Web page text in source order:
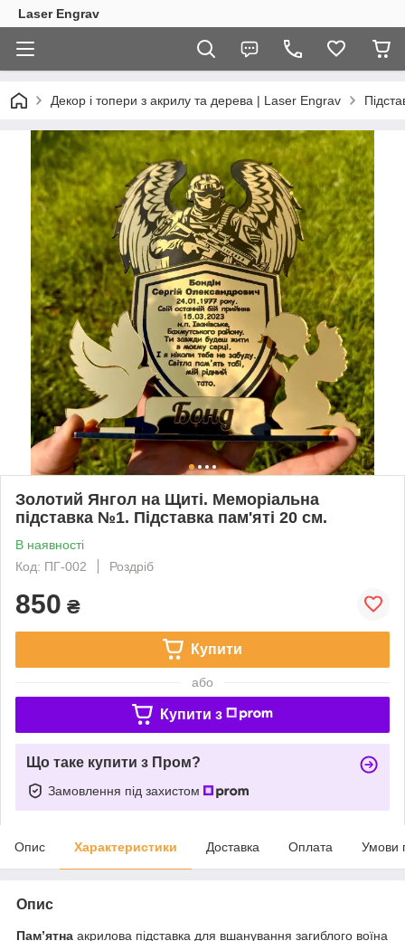
Laser Engrav
Декор і топери з акрилу та дерева | Laser Engrav
Золотий Янгол на Щиті. Меморіальна
підставка №1. Підставка пам'яті 20 см.
В наявності
Код: ПГ-002
Роздріб
850 ₴
Купити
або
Купити з
Що таке купити з Пром?
Замовлення під захистом
Опис Характеристики Доставка Оплата Умови
Опис
Пам’ятна акрилова підставка для вшанування загиблого воїна